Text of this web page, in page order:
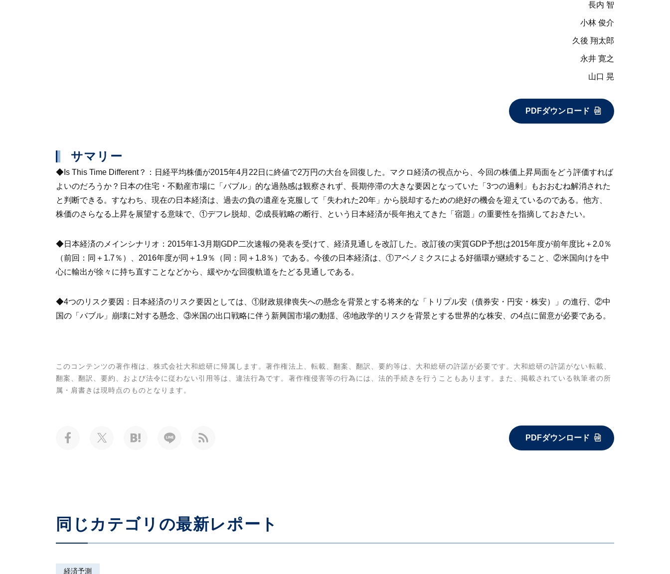
長内 智
小林 俊介
久後 翔太郎
永井 寛之
山口 晃
PDFダウンロード
サマリー
◆ Is This Time Different？
：日経平均株価が2015年4月22日に終値で2万円の大台を回復した。マクロ経済の視点から、今回の株価上昇局面をどう評価すれば
よいのだろうか？日本の住宅・不動産市場に「バブル」的な過熱感は観察されず、長期停滞の大きな要因となっていた「3つの過剰」もおおむね解消された
と判断できる。すなわち、現在の日本経済は、過去の負の遺産を克服して「失われた20年」から脱却するための絶好の機会を迎えているのである。他方、
株価のさらなる上昇を展望する意味で、①デフレ脱却、②成長戦略の断行、という日本経済が長年抱えてきた「宿題」の重要性を指摘しておきたい。
◆日本経済のメインシナリオ ：2015年1-3月期GDP二次速報の発表を受けて、経済見通しを改訂した。改訂後の実質GDP予想は2015年度が前年度比＋2.0％
（前回：同＋1.7％）、2016年度が同＋1.9％（同：同＋1.8％）である。今後の日本経済は、①アベノミクスによる好循環が継続すること、②米国向けを中
心に輸出が徐々に持ち直すことなどから、緩やかな回復軌道をたどる見通しである。
◆4つのリスク要因 ：日本経済のリスク要因としては、①財政規律喪失への懸念を背景とする将来的な「トリプル安（債券安・円安・株安）」の進行、②中
国の「バブル」崩壊に対する懸念、③米国の出口戦略に伴う新興国市場の動揺、④地政学的リスクを背景とする世界的な株安、の4点に留意が必要である。
このコンテンツの著作権は、株式会社大和総研に帰属します。著作権法上、転載、翻案、翻訳、要約等は、大和総研の許諾が必要です。大和総研の許諾がない転載、
翻案、翻訳、要約、および法令に従わない引用等は、違法行為です。著作権侵害等の行為には、法的手続きを行うこともあります。また、掲載されている執筆者の所
属・肩書きは現時点のものとなります。
PDFダウンロード
同じカテゴリの最新レポート
経済予測